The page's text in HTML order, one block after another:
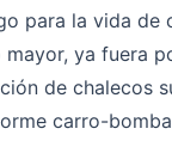
para la vida de
ya fuera
de chalecos
carro-